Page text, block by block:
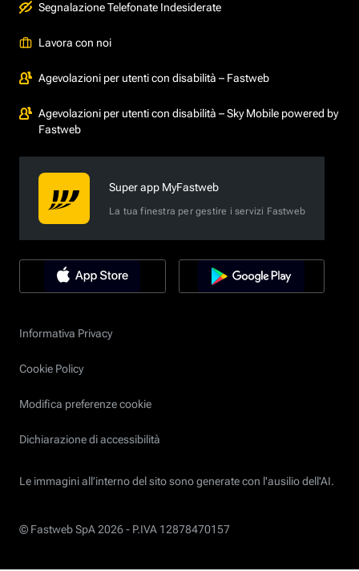
Segnalazione Telefonate Indesiderate
Lavora con noi
Agevolazioni per utenti con disabilità – Fastweb
Agevolazioni per utenti con disabilità – Sky Mobile powered by
Fastweb
Super app MyFastweb
La tua finestra per gestire i servizi Fastweb
Informativa Privacy
Cookie Policy
Modifica preferenze cookie
Dichiarazione di accessibilità
Le immagini all’interno del sito sono generate con l'ausilio dell'AI.
© Fastweb SpA 2026 - P.IVA 12878470157